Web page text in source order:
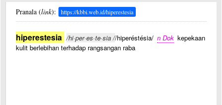
Pranala (link): https://kbbi.web.id/hiperestesia
hiperestesia /hi·per·es·te·sia //hiperéstésia/ n Dok kepekaan
kulit berlebihan terhadap rangsangan raba